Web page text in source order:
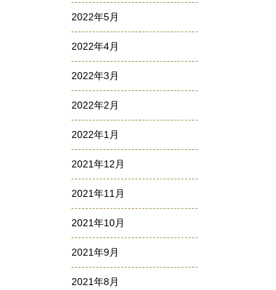
2022年5月
2022年4月
2022年3月
2022年2月
2022年1月
2021年12月
2021年11月
2021年10月
2021年9月
2021年8月